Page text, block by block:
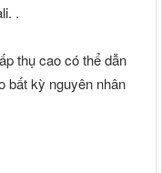
.
thụ cao có thể dẫn
bất kỳ nguyên nhân